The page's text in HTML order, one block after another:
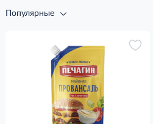
Популярные